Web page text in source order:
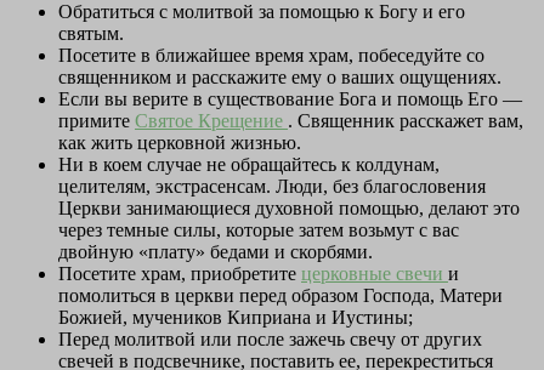
Обратиться с молитвой за помощью к Богу и его
святым.
Посетите в ближайшее время храм, побеседуйте со
священником и расскажите ему о ваших ощущениях.
Если вы верите в существование Бога и помощь Его —
примите Святое Крещение . Священник расскажет вам,
как жить церковной жизнью.
Ни в коем случае не обращайтесь к колдунам,
целителям, экстрасенсам. Люди, без благословения
Церкви занимающиеся духовной помощью, делают это
через темные силы, которые затем возьмут с вас
двойную «плату» бедами и скорбями.
Посетите храм, приобретите церковные свечи и
помолиться в церкви перед образом Господа, Матери
Божией, мучеников Киприана и Иустины;
Перед молитвой или после зажечь свечу от других
свечей в подсвечнике, поставить ее, перекреститься